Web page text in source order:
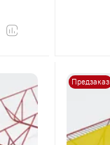
Предзаказ